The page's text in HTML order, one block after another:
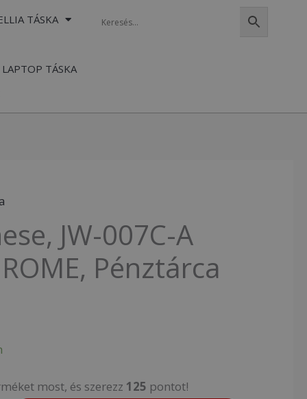
TÁSKA
LAPTOP TÁSKA
JW-007C-A
Pénztárca
most, és szerezz 125 pontot!